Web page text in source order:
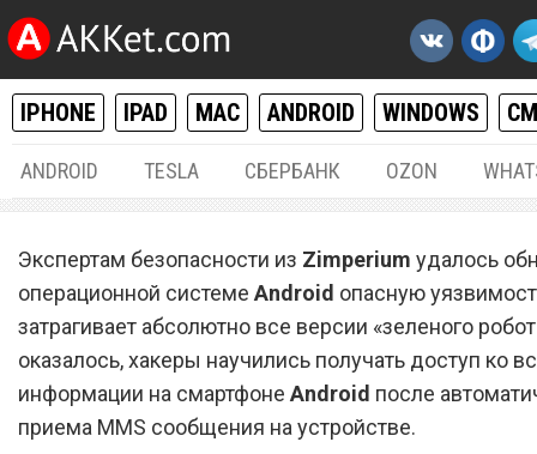
IPHONE IPAD MAC ANDROID WINDOWS
ANDROID TESLA СБЕРБАНК OZON
Хакеры научились
доступ над Android через
Экспертам безопасности из Zimperium удалось
операционной системе Android опасную
затрагивает абсолютно все версии «зеленого
оказалось, хакеры научились получать доступ ко
информации на смартфоне Android после
приема MMS сообщения на устройстве.